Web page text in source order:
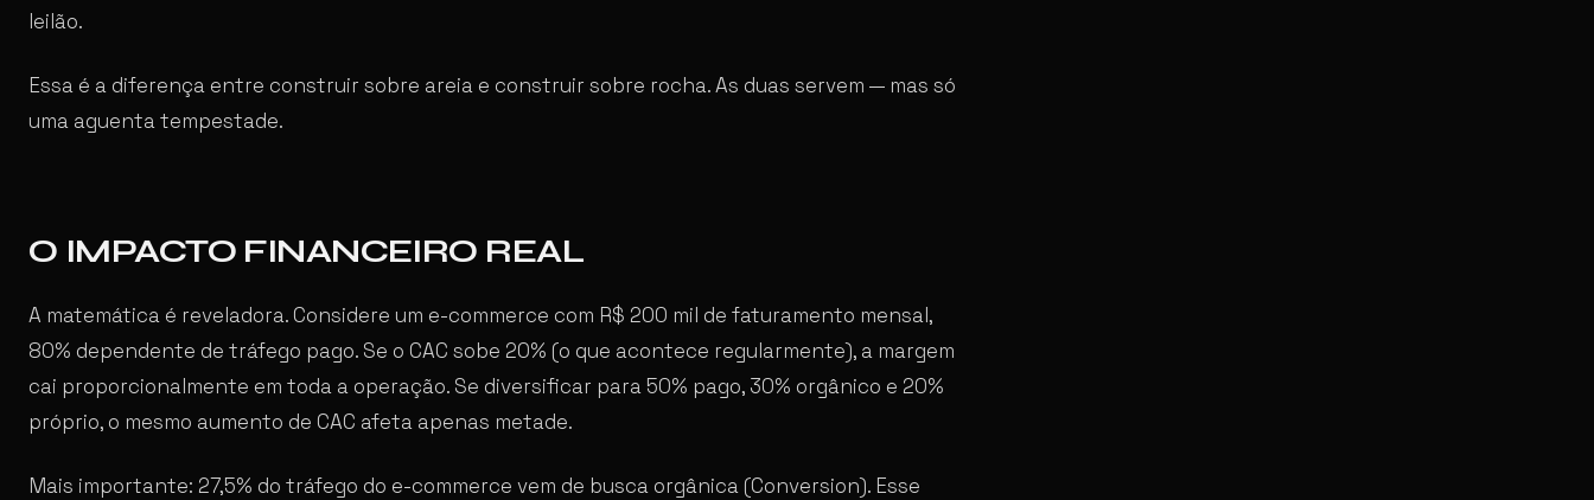
leilão.
Essa é a diferença entre construir sobre areia e construir sobre rocha. As duas servem — mas só
uma aguenta tempestade.
O IMPACTO FINANCEIRO REAL
A matemática é reveladora. Considere um e-commerce com R$ 200 mil de faturamento mensal,
80% dependente de tráfego pago. Se o CAC sobe 20% (o que acontece regularmente), a margem
cai proporcionalmente em toda a operação. Se diversificar para 50% pago, 30% orgânico e 20%
próprio, o mesmo aumento de CAC afeta apenas metade.
Mais importante: 27,5% do tráfego do e-commerce vem de busca orgânica (Conversion). Esse